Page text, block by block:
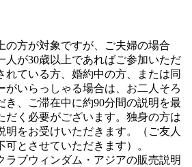
の方が対象ですが、ご夫婦の場合
人が30歳以上であればご参加いただ
れている方、婚約中の方、または同
がいらっしゃる場合は、お二人そろ
き、ご滞在中に約90分間の説明を最
だく必要がございます。独身の方は
明をお受けいただきます。（ご友人
可とさせていただきます）。
ラブウィンダム・アジアの販売説明